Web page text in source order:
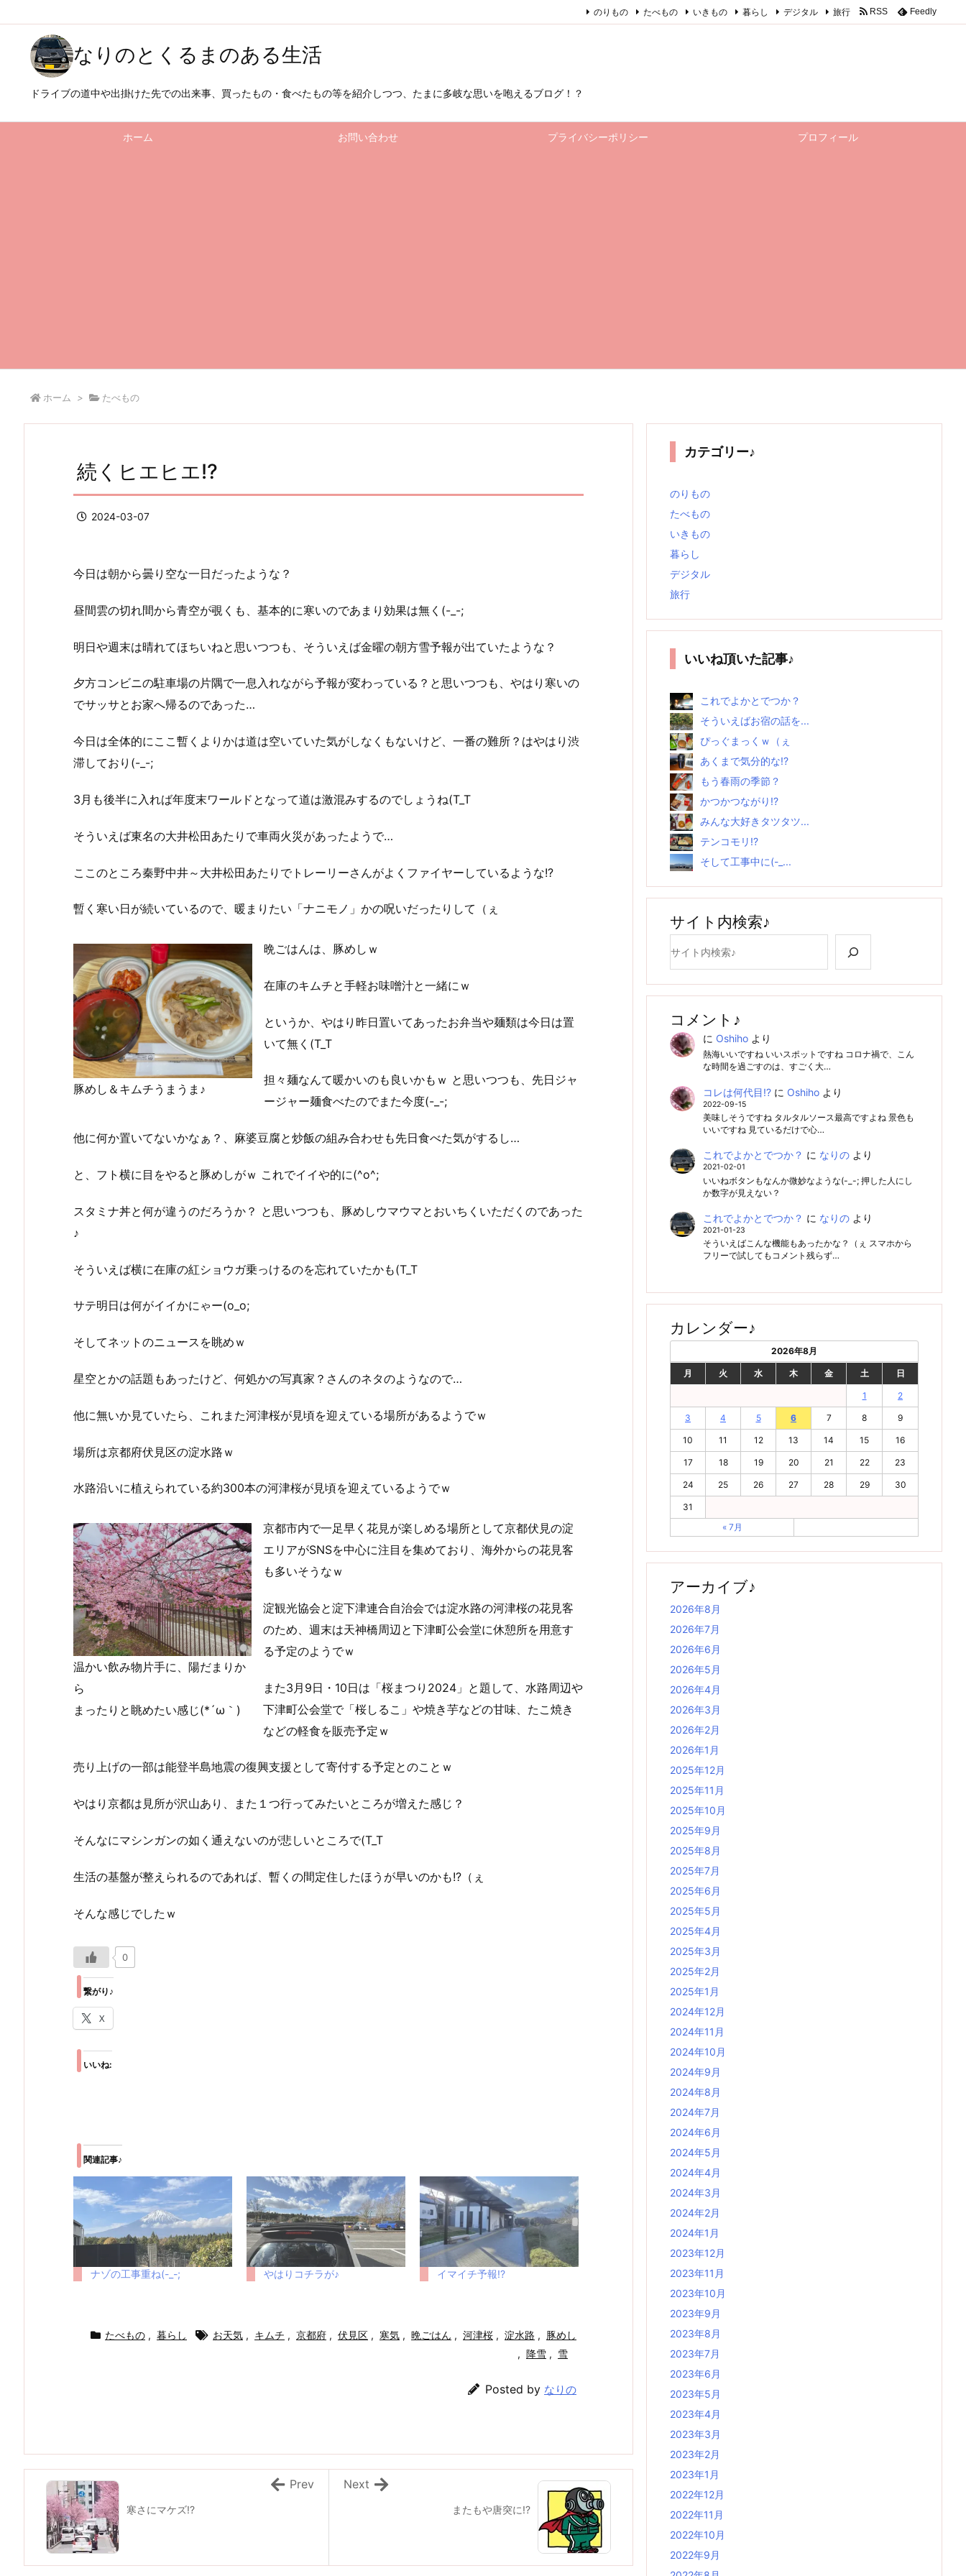
なりのとくるまのある生活
ドライブの道中や出掛けた先での出来事、買ったもの・食べたもの等を紹介しつつ、たまに多岐な思いを咆えるブログ！？
ホーム お問い合わせ プライバシーポリシー プロフィール
のりもの たべもの いきもの 暮らし デジタル 旅行 RSS Feedly
ホーム > たべもの
続くヒエヒエ!?
2024-03-07
今日は朝から曇り空な一日だったような？
昼間雲の切れ間から青空が覗くも、基本的に寒いのであまり効果は無く(-_-;
明日や週末は晴れてほちいねと思いつつも、そういえば金曜の朝方雪予報が出ていたような？
夕方コンビニの駐車場の片隅で一息入れながら予報が変わっている？と思いつつも、やはり寒いの
でサッサとお家へ帰るのであった…
今日は全体的にここ暫くよりかは道は空いていた気がしなくもないけど、一番の難所？はやはり渋
滞しており(-_-;
3月も後半に入れば年度末ワールドとなって道は激混みするのでしょうね(T_T
そういえば東名の大井松田あたりで車両火災があったようで…
ここのところ秦野中井～大井松田あたりでトレーリーさんがよくファイヤーしているような!?
暫く寒い日が続いているので、暖まりたい「ナニモノ」かの呪いだったりして（ぇ
豚めし＆キムチうまうま♪
晩ごはんは、豚めしｗ
在庫のキムチと手軽お味噌汁と一緒にｗ
というか、やはり昨日置いてあったお弁当や麺類は今日は置
いて無く(T_T
担々麺なんて暖かいのも良いかもｗ と思いつつも、先日ジャ
ージャー麺食べたのでまた今度(-_-;
他に何か置いてないかなぁ？、麻婆豆腐と炒飯の組み合わせも先日食べた気がするし…
と、フト横に目をやると豚めしがｗ これでイイや的に(^o^;
スタミナ丼と何が違うのだろうか？ と思いつつも、豚めしウマウマとおいちくいただくのであった
♪
そういえば横に在庫の紅ショウガ乗っけるのを忘れていたかも(T_T
サテ明日は何がイイかにゃー(o_o;
そしてネットのニュースを眺めｗ
星空とかの話題もあったけど、何処かの写真家？さんのネタのようなので…
他に無いか見ていたら、これまた河津桜が見頃を迎えている場所があるようでｗ
場所は京都府伏見区の淀水路ｗ
水路沿いに植えられている約300本の河津桜が見頃を迎えているようでｗ
温かい飲み物片手に、陽だまりか
ら
まったりと眺めたい感じ(*´ω｀)
京都市内で一足早く花見が楽しめる場所として京都伏見の淀
エリアがSNSを中心に注目を集めており、海外からの花見客
も多いそうなｗ
淀観光協会と淀下津連合自治会では淀水路の河津桜の花見客
のため、週末は天神橋周辺と下津町公会堂に休憩所を用意す
る予定のようでｗ
また3月9日・10日は「桜まつり2024」と題して、水路周辺や
下津町公会堂で「桜しるこ」や焼き芋などの甘味、たこ焼き
などの軽食を販売予定ｗ
売り上げの一部は能登半島地震の復興支援として寄付する予定とのことｗ
やはり京都は見所が沢山あり、また１つ行ってみたいところが増えた感じ？
そんなにマシンガンの如く通えないのが悲しいところで(T_T
生活の基盤が整えられるのであれば、暫くの間定住したほうが早いのかも!?（ぇ
そんな感じでしたｗ
0
繋がり♪
X
いいね:
関連記事♪
ナゾの工事重ね(-_-; やはりコチラが♪ イマイチ予報!?
たべもの , 暮らし お天気 , キムチ , 京都府 , 伏見区 , 寒気 , 晩ごはん , 河津桜 , 淀水路 , 豚めし
, 降雪 , 雪
Posted by なりの
またもや唐突に!?
Next
寒さにマケズ!?
Prev
カテゴリー♪
のりもの
たべもの
いきもの
暮らし
デジタル
旅行
いいね頂いた記事♪
これでよかとでつか？
そういえばお宿の話を...
ぴっぐまっくｗ（ぇ
あくまで気分的な!?
もう春雨の季節？
かつかつながり!?
みんな大好きタツタツ...
テンコモリ!?
そして工事中に(-_...
サイト内検索♪
コメント♪
に Oshihoより
熱海いいですね いいスポットですね コロナ禍で、こん
な時間を過ごすのは、すごく大…
コレは何代目!?に Oshihoより
2022-09-15
美味しそうですね タルタルソース最高ですよね 景色も
いいですね 見ているだけで心…
これでよかとでつか？ に なりのより
2021-02-01
いいねボタンもなんか微妙なような(-_-; 押した人にし
か数字が見えない？
これでよかとでつか？ に なりのより
2021-01-23
そういえばこんな機能もあったかな？（ぇ スマホから
フリーで試してもコメント残らず…
カレンダー♪
2026年8月
月 火 水 木 金 土 日
1 2
3 4 5 6 7 8 9
10 11 12 13 14 15 16
17 18 19 20 21 22 23
24 25 26 27 28 29 30
31
« 7月
アーカイブ♪
2026年8月
2026年7月
2026年6月
2026年5月
2026年4月
2026年3月
2026年2月
2026年1月
2025年12月
2025年11月
2025年10月
2025年9月
2025年8月
2025年7月
2025年6月
2025年5月
2025年4月
2025年3月
2025年2月
2025年1月
2024年12月
2024年11月
2024年10月
2024年9月
2024年8月
2024年7月
2024年6月
2024年5月
2024年4月
2024年3月
2024年2月
2024年1月
2023年12月
2023年11月
2023年10月
2023年9月
2023年8月
2023年7月
2023年6月
2023年5月
2023年4月
2023年3月
2023年2月
2023年1月
2022年12月
2022年11月
2022年10月
2022年9月